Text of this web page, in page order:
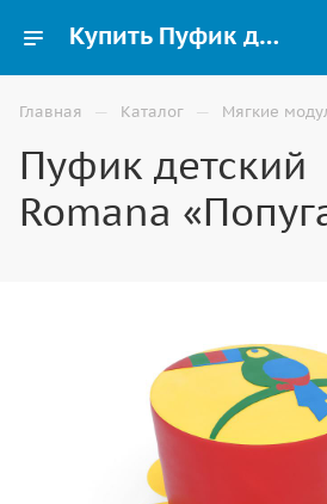
Купить Пуфик детский Romana «Попугай» в Владикавказе
Главная — Каталог — Мягкие
Пуфик детский
Romana